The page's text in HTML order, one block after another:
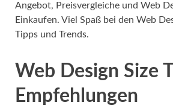
Angebot, Preisvergleiche und Web
Einkaufen. Viel Spaß bei den Web
Tipps und Trends.
Web Design Size
Empfehlungen